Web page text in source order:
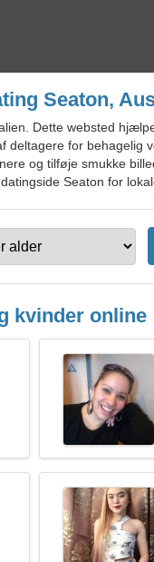
Seaton,
Dette websted
for behagelig
og tilføje smukke
Seaton for
kvinder online